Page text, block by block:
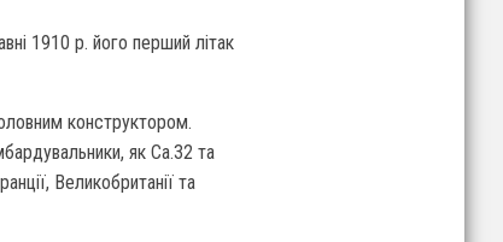
1910 р. його перший літак
конструктором.
як Са.32 та
Великобританії та